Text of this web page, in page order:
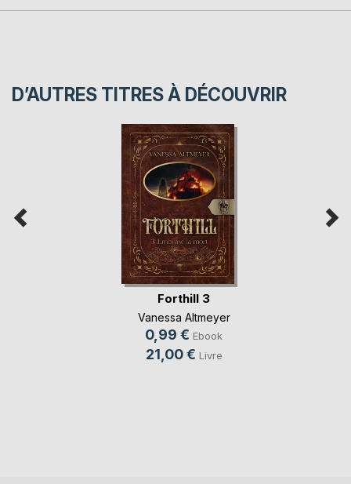
D’AUTRES TITRES À DÉCOUVRIR
Forthill 3
Vanessa Altmeyer
0,99 € Ebook
21,00 € Livre